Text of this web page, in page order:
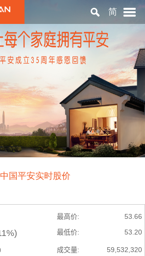
简
中国平安实时股价
关于平安
投资者关系
可持续发展